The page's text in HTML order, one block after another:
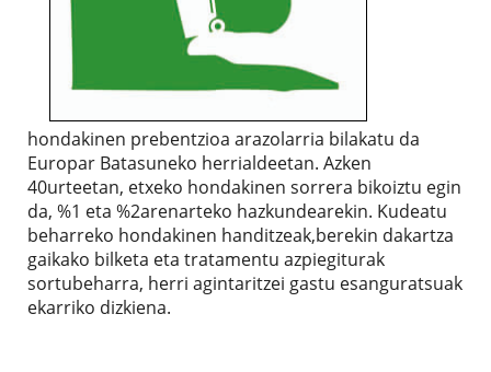
hondakinen prebentzioa arazolarria bilakatu da
Europar Batasuneko herrialdeetan. Azken
40urteetan, etxeko hondakinen sorrera bikoiztu egin
da, %1 eta %2arenarteko hazkundearekin. Kudeatu
beharreko hondakinen handitzeak,berekin dakartza
gaikako bilketa eta tratamentu azpiegiturak
sortubeharra, herri agintaritzei gastu esanguratsuak
ekarriko dizkiena.